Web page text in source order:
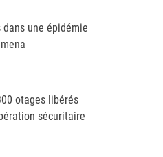
une épidémie
otages libérés
sécuritaire